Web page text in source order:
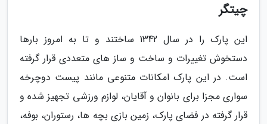
چیتگر
این پارک را در سال 1342 ساختند و تا به امروز بارها
دستخوش تغییرات و ساخت و ساز های متعددی قرار گرفته
است. در این پارک امکانات متنوعی مانند پیست دوچرخه
سواری مجزا برای بانوان و آقایان، لوازم ورزشی تجهیز شده و
قرار گرفته در فضای پارک، زمین بازی بچه ها، رستوران، بوفه،